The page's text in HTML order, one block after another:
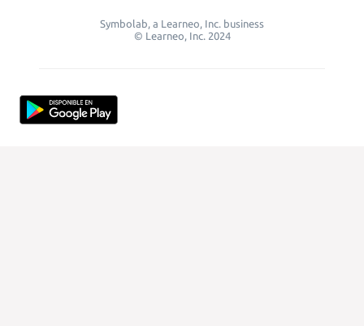
Symbolab, a Learneo, Inc. business
© Learneo, Inc. 2024